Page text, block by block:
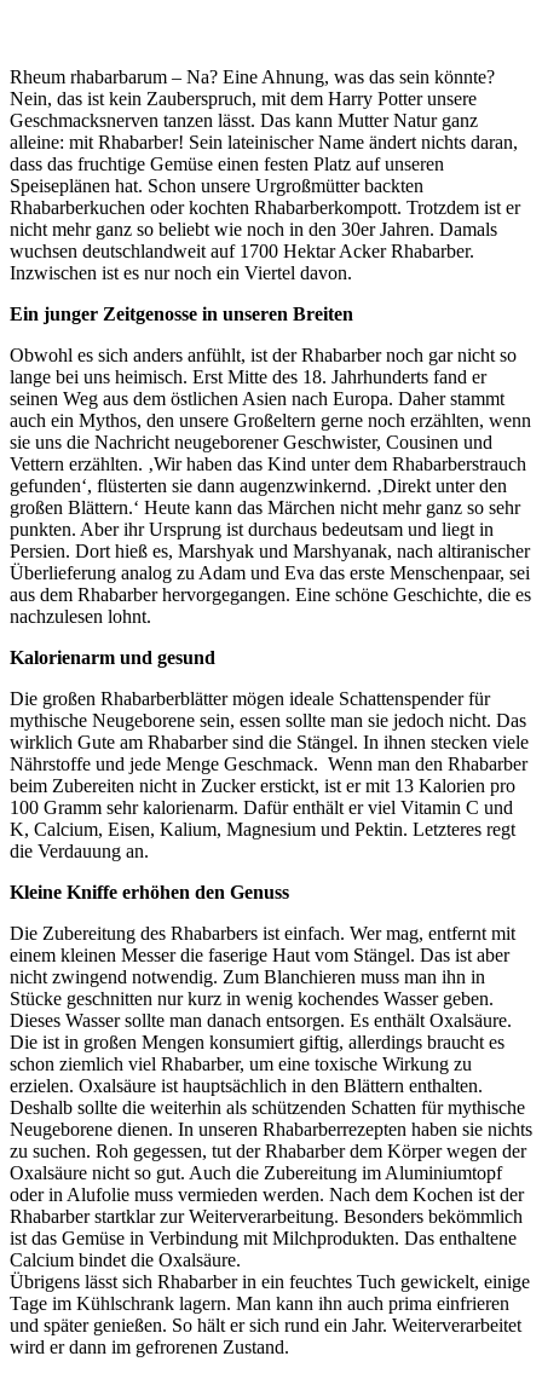
Rheum rhabarbarum – Na? Eine Ahnung, was das sein könnte?
Nein, das ist kein Zauberspruch, mit dem Harry Potter unsere
Geschmacksnerven tanzen lässt. Das kann Mutter Natur ganz
alleine: mit Rhabarber! Sein lateinischer Name ändert nichts daran,
dass das fruchtige Gemüse einen festen Platz auf unseren
Speiseplänen hat. Schon unsere Urgroßmütter backten
Rhabarberkuchen oder kochten Rhabarberkompott. Trotzdem ist er
nicht mehr ganz so beliebt wie noch in den 30er Jahren. Damals
wuchsen deutschlandweit auf 1700 Hektar Acker Rhabarber.
Inzwischen ist es nur noch ein Viertel davon.
Ein junger Zeitgenosse in unseren Breiten
Obwohl es sich anders anfühlt, ist der Rhabarber noch gar nicht so
lange bei uns heimisch. Erst Mitte des 18. Jahrhunderts fand er
seinen Weg aus dem östlichen Asien nach Europa. Daher stammt
auch ein Mythos, den unsere Großeltern gerne noch erzählten, wenn
sie uns die Nachricht neugeborener Geschwister, Cousinen und
Vettern erzählten. ‚Wir haben das Kind unter dem Rhabarberstrauch
gefunden‘, flüsterten sie dann augenzwinkernd. ‚Direkt unter den
großen Blättern.‘ Heute kann das Märchen nicht mehr ganz so sehr
punkten. Aber ihr Ursprung ist durchaus bedeutsam und liegt in
Persien. Dort hieß es, Marshyak und Marshyanak, nach altiranischer
Überlieferung analog zu Adam und Eva das erste Menschenpaar, sei
aus dem Rhabarber hervorgegangen. Eine schöne Geschichte, die es
nachzulesen lohnt.
Kalorienarm und gesund
Die großen Rhabarberblätter mögen ideale Schattenspender für
mythische Neugeborene sein, essen sollte man sie jedoch nicht. Das
wirklich Gute am Rhabarber sind die Stängel. In ihnen stecken viele
Nährstoffe und jede Menge Geschmack. Wenn man den Rhabarber
beim Zubereiten nicht in Zucker erstickt, ist er mit 13 Kalorien pro
100 Gramm sehr kalorienarm. Dafür enthält er viel Vitamin C und
K, Calcium, Eisen, Kalium, Magnesium und Pektin. Letzteres regt
die Verdauung an.
Kleine Kniffe erhöhen den Genuss
Die Zubereitung des Rhabarbers ist einfach. Wer mag, entfernt mit
einem kleinen Messer die faserige Haut vom Stängel. Das ist aber
nicht zwingend notwendig. Zum Blanchieren muss man ihn in
Stücke geschnitten nur kurz in wenig kochendes Wasser geben.
Dieses Wasser sollte man danach entsorgen. Es enthält Oxalsäure.
Die ist in großen Mengen konsumiert giftig, allerdings braucht es
schon ziemlich viel Rhabarber, um eine toxische Wirkung zu
erzielen. Oxalsäure ist hauptsächlich in den Blättern enthalten.
Deshalb sollte die weiterhin als schützenden Schatten für mythische
Neugeborene dienen. In unseren Rhabarberrezepten haben sie nichts
zu suchen. Roh gegessen, tut der Rhabarber dem Körper wegen der
Oxalsäure nicht so gut. Auch die Zubereitung im Aluminiumtopf
oder in Alufolie muss vermieden werden. Nach dem Kochen ist der
Rhabarber startklar zur Weiterverarbeitung. Besonders bekömmlich
ist das Gemüse in Verbindung mit Milchprodukten. Das enthaltene
Calcium bindet die Oxalsäure.
Übrigens lässt sich Rhabarber in ein feuchtes Tuch gewickelt, einige
Tage im Kühlschrank lagern. Man kann ihn auch prima einfrieren
und später genießen. So hält er sich rund ein Jahr. Weiterverarbeitet
wird er dann im gefrorenen Zustand.